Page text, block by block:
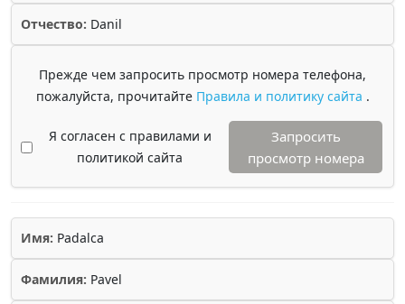
Отчество: Danil
Прежде чем запросить просмотр номера телефона,
пожалуйста, прочитайте Правила и политику сайта .
Я согласен с правилами и
политикой сайта
Запросить
просмотр номера
Имя: Padalca
Фамилия: Pavel